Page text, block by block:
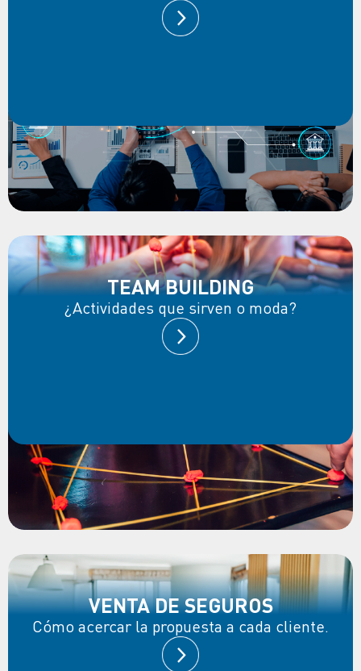
TEAM BUILDING
¿Actividades que sirven o moda?
VENTA DE SEGUROS
Cómo acercar la propuesta a cada cliente.